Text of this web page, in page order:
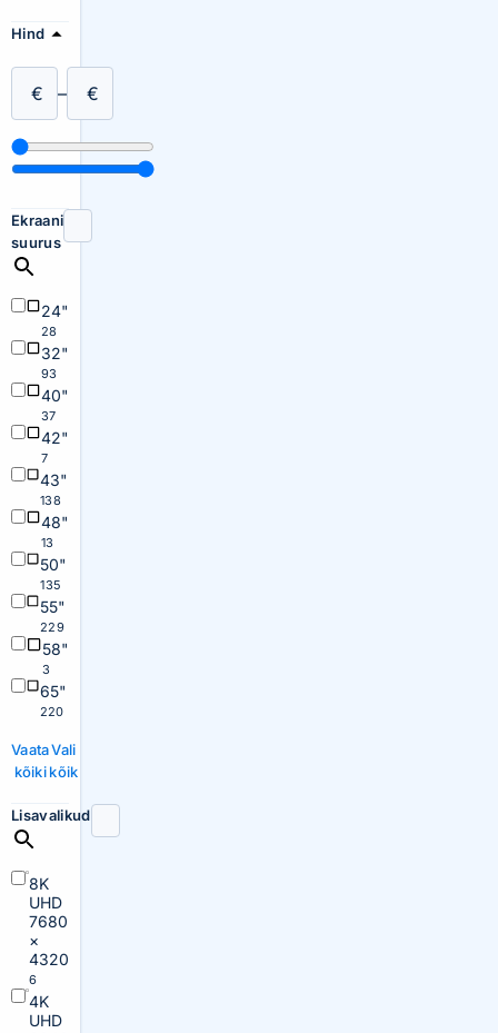
Hind
€ – €
Ekraani
suurus
24"
28
32"
93
40"
37
42"
7
43"
138
48"
13
50"
135
55"
229
58"
3
65"
220
Vaata
kõiki
Vali
kõik
Lisavalikud
8K
UHD
7680
×
4320
6
4K
UHD